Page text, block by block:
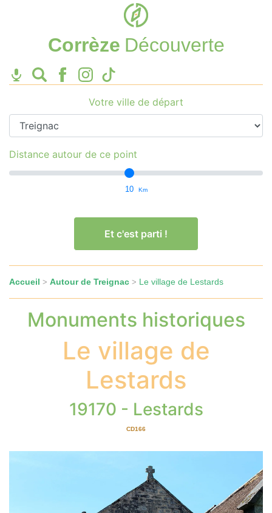
Corrèze Découverte
Votre ville de départ
Distance autour de ce point
10 Km
Et c'est parti !
Accueil > Autour de Treignac > Le village de Lestards
Monuments historiques
Le village de
Lestards
19170 - Lestards
CD166